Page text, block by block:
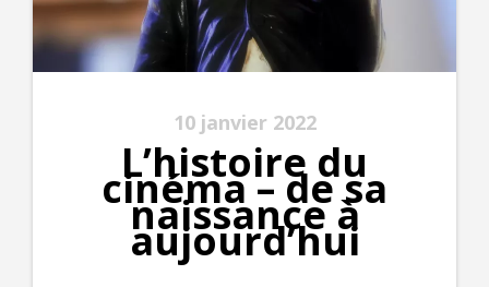
10 janvier 2022
L’histoire du
cinéma – de sa
naissance à
aujourd’hui